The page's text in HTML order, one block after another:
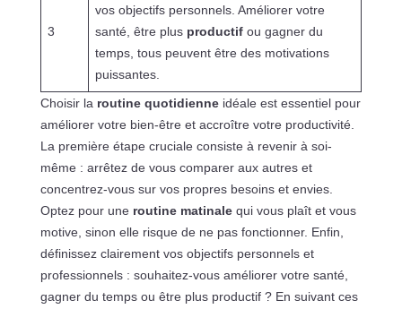
3
vos objectifs personnels. Améliorer votre
santé, être plus productifou gagner du
temps, tous peuvent être des motivations
puissantes.
Choisir la routine quotidienneidéale est essentiel pour
améliorer votre bien-être et accroître votre productivité.
La première étape cruciale consiste à revenir à soi-
même : arrêtez de vous comparer aux autres et
concentrez-vous sur vos propres besoins et envies.
Optez pour une routine matinalequi vous plaît et vous
motive, sinon elle risque de ne pas fonctionner. Enfin,
définissez clairement vos objectifs personnels et
professionnels : souhaitez-vous améliorer votre santé,
gagner du temps ou être plus productif ? En suivant ces